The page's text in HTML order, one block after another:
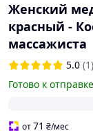
Женский
красный -
массажиста
5.0 (1)
Готово к отправке
от71 ₴/мес